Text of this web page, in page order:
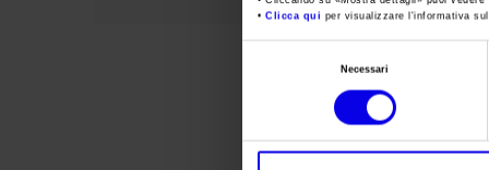
•Clicca qui per visualizzare l'informativa
Necessari